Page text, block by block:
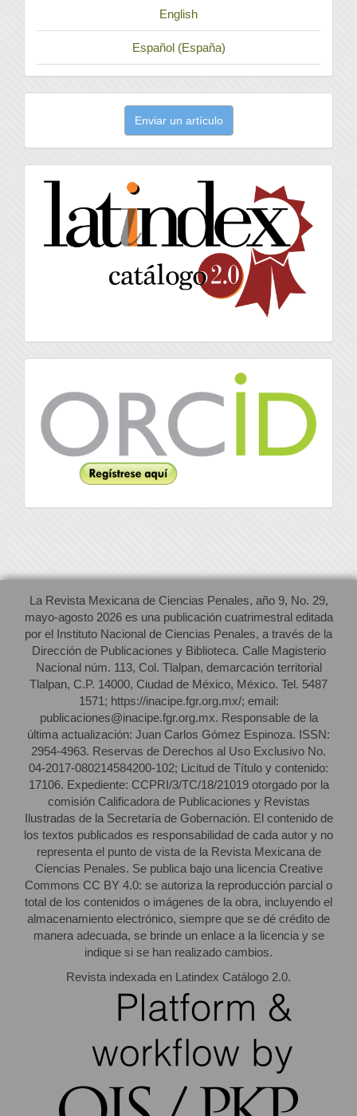
English
Español (España)
artículo
Enviar un artículo
latindex
La Revista Mexicana de Ciencias Penales, año 9, No. 29,
mayo-agosto 2026 es una publicación cuatrimestral editada
por el Instituto Nacional de Ciencias Penales, a través de la
Dirección de Publicaciones y Biblioteca. Calle Magisterio
Nacional núm. 113, Col. Tlalpan, demarcación territorial
Tlalpan, C.P. 14000, Ciudad de México, México. Tel. 5487
1571; https://inacipe.fgr.org.mx/; email:
publicaciones@inacipe.fgr.org.mx. Responsable de la
última actualización: Juan Carlos Gómez Espinoza. ISSN:
2954-4963. Reservas de Derechos al Uso Exclusivo No.
04-2017-080214584200-102; Licitud de Título y contenido:
17106. Expediente: CCPRI/3/TC/18/21019 otorgado por la
comisión Calificadora de Publicaciones y Revistas
Ilustradas de la Secretaría de Gobernación. El contenido de
los textos publicados es responsabilidad de cada autor y no
representa el punto de vista de la Revista Mexicana de
Ciencias Penales. Se publica bajo una licencia Creative
Commons CC BY 4.0: se autoriza la reproducción parcial o
total de los contenidos o imágenes de la obra, incluyendo el
almacenamiento electrónico, siempre que se dé crédito de
manera adecuada, se brinde un enlace a la licencia y se
indique si se han realizado cambios.
Revista indexada en Latindex Catálogo 2.0.